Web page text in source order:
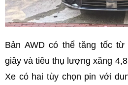
Bản AWD có thể tăng tốc từ
giây và tiêu thụ lượng xăng
Xe có hai tùy chọn pin với